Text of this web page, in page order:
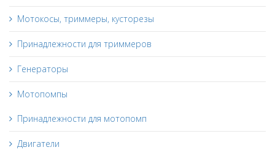
Мотокосы, триммеры, кусторезы
Принадлежности для триммеров
Генераторы
Мотопомпы
Принадлежности для мотопомп
Двигатели